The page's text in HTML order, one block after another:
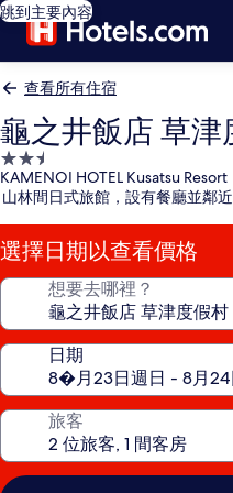
跳到主要內容
查看所有住宿
龜之井飯店 草津
2.5
星
級
住
宿
KAMENOI HOTEL Kusatsu Resort
山林間日式旅館，設有餐廳並鄰
選擇日期以查看價格
想要去哪裡？
日期
旅客